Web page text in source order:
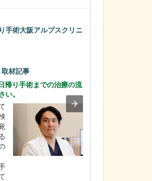
手術大阪アルプスクリニ
取材記事
帰り手術までの治療の流
い。